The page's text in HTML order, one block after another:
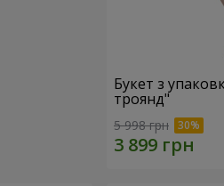
Букет з
троянд"
5 998 грн